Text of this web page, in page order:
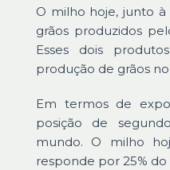
O milho hoje, junto à
grãos produzidos
Esses dois
produção de grãos no
Em termos de
posição de
mundo. O milho
responde por 25%